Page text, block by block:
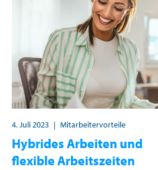
4. Juli 2023 | Mitarbeitervorteile
Hybrides Arbeiten und
flexible Arbeitszeiten